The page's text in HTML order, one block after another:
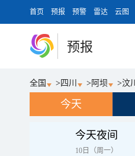
首页 预报 预警 雷达 云图
预报
全国 > 四川 > 阿坝 >汶川
今天
今天夜间
10日（周一）